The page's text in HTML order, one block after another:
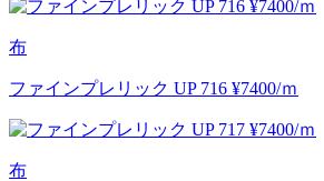
布
ファインプレリック UP 716 ¥7400/ｍ
布